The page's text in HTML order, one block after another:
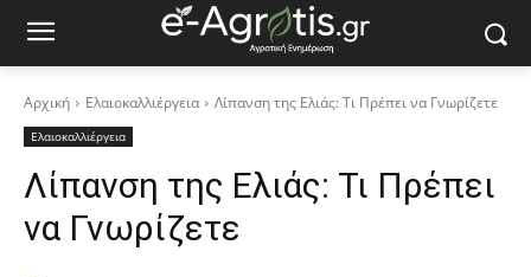
Αρχική Ελαιοκαλλιέργεια Λίπανση της Ελιάς: Τι Πρέπει να Γνωρίζετε
Ελαιοκαλλιέργεια
Λίπανση της Ελιάς: Τι Πρέπει
να Γνωρίζετε